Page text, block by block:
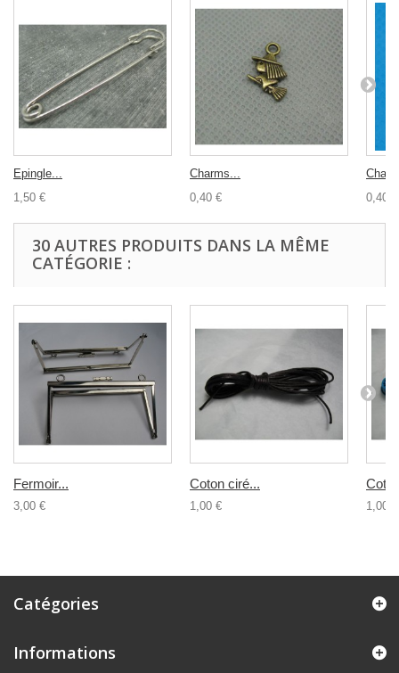
Epingle...
1,50 €
Charms...
0,40 €
0,40 €
30 AUTRES PRODUITS DANS LA MÊME
CATÉGORIE :
Fermoir...
3,00 €
Coton ciré...
1,00 € 1,00 €
Catégories
Informations